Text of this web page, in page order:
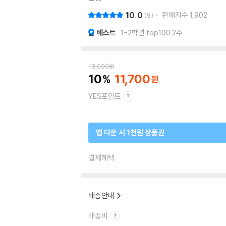
10.0 9 판매지수 1,902
베스트 1-2학년 top100 2주
13,000원
10 11,700
YES포인트
앱 다운 시 1천원 상품권
결제혜택
배송안내
배송비